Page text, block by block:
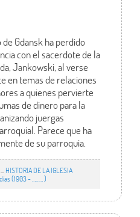
Gdansk ha perdido
con el sacerdote de la
Jankowski, al verse
en temas de relaciones
a quienes pervierte
de dinero para la
juergas
Parece que ha
de su parroquia.
HISTORIA DE LA IGLESIA
(1903 - ……… )